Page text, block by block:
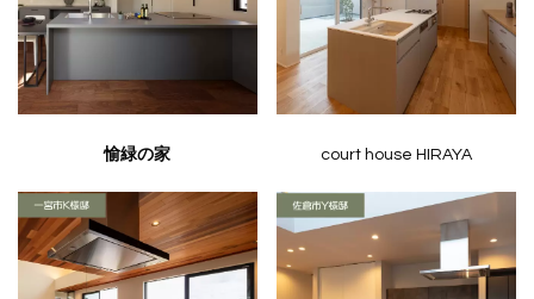
愉緑の家 court house HIRAYA